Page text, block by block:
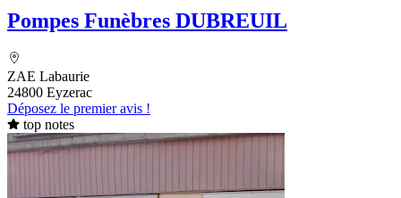
Pompes Funèbres DUBREUIL
ZAE Labaurie
24800 Eyzerac
Déposez le premier avis !
top notes